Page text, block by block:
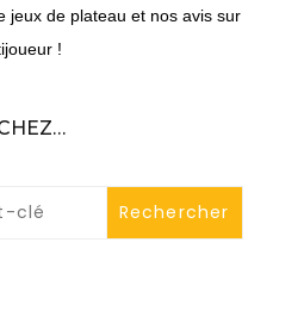
jeux de plateau et nos avis sur
!